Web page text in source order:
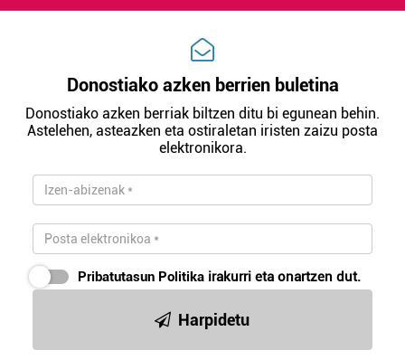
Donostiako azken berrien buletina
Donostiako azken berriak biltzen ditu bi egunean behin.
Astelehen, asteazken eta ostiraletan iristen zaizu posta
elektronikora.
Pribatutasun Politika irakurri eta onartzen dut.
Harpidetu